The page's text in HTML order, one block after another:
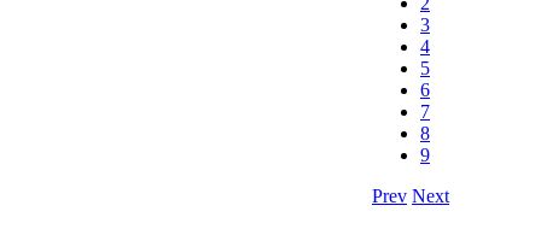
3
4
5
6
7
8
9
Prev Next